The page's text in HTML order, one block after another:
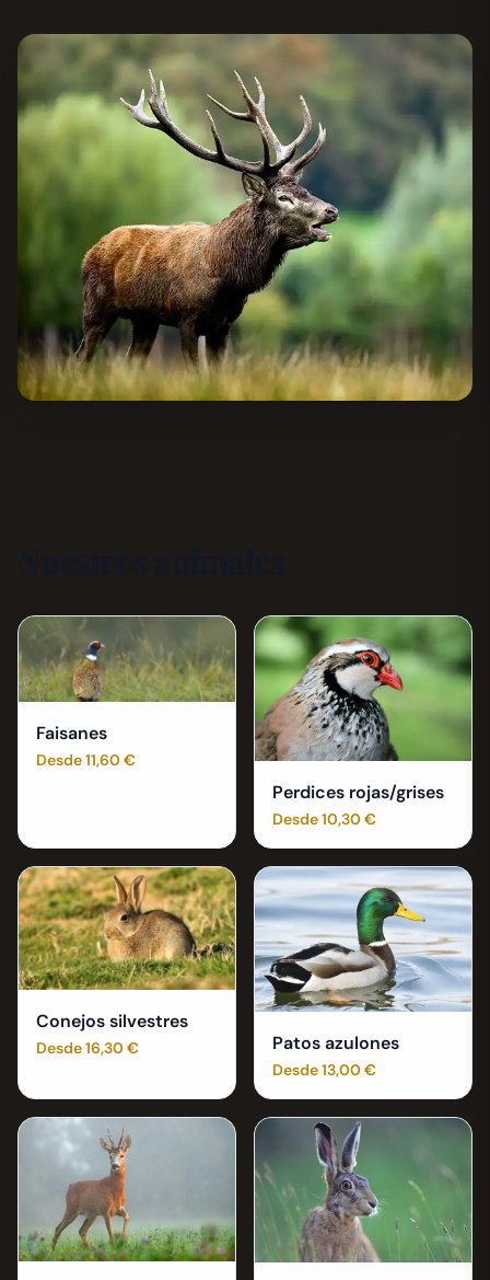
Faisanes
Desde 11,60 €
Perdices rojas/grises
Desde 10,30 €
Conejos silvestres
Desde 16,30 € Patos azulones
Desde 13,00 €